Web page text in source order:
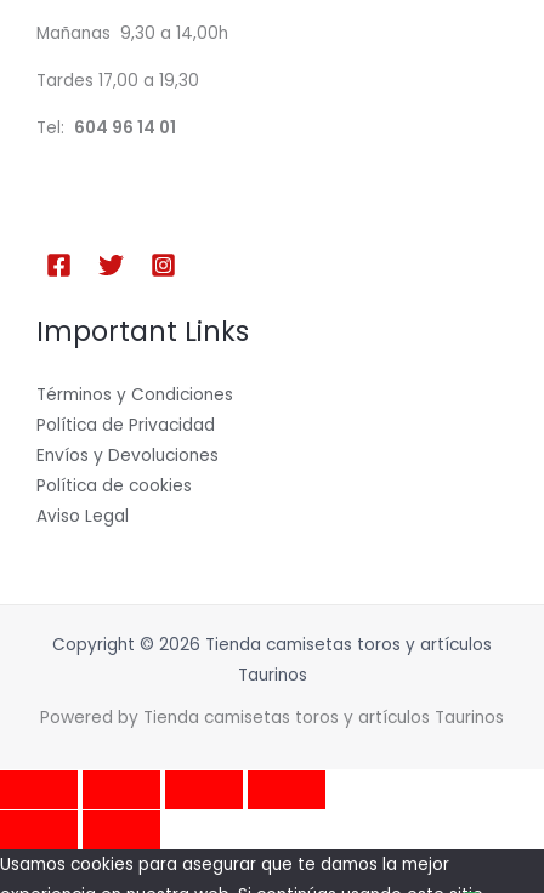
Mañanas 9,30 a 14,00h
Tardes 17,00 a 19,30
Tel: 604 96 14 01
Important Links
Términos y Condiciones
Política de Privacidad
Envíos y Devoluciones
Política de cookies
Aviso Legal
Copyright © 2026 Tienda camisetas toros y artículos
Taurinos
Powered by Tienda camisetas toros y artículos Taurinos
Usamos cookies para asegurar que te damos la mejor